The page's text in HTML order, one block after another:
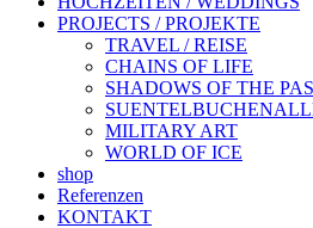
PROJECTS / PROJEKTE
TRAVEL / REISE
CHAINS OF LIFE
SHADOWS OF THE
MILITARY ART
WORLD OF ICE
shop
Referenzen
KONTAKT